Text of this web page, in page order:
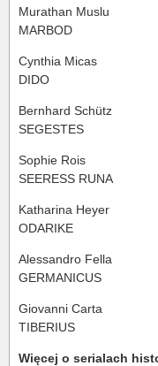
Murathan Muslu
MARBOD
Cynthia Micas
DIDO
Bernhard Schütz
SEGESTES
Sophie Rois
SEERESS RUNA
Katharina Heyer
ODARIKE
Alessandro Fella
GERMANICUS
Giovanni Carta
TIBERIUS
Więcej o serialach